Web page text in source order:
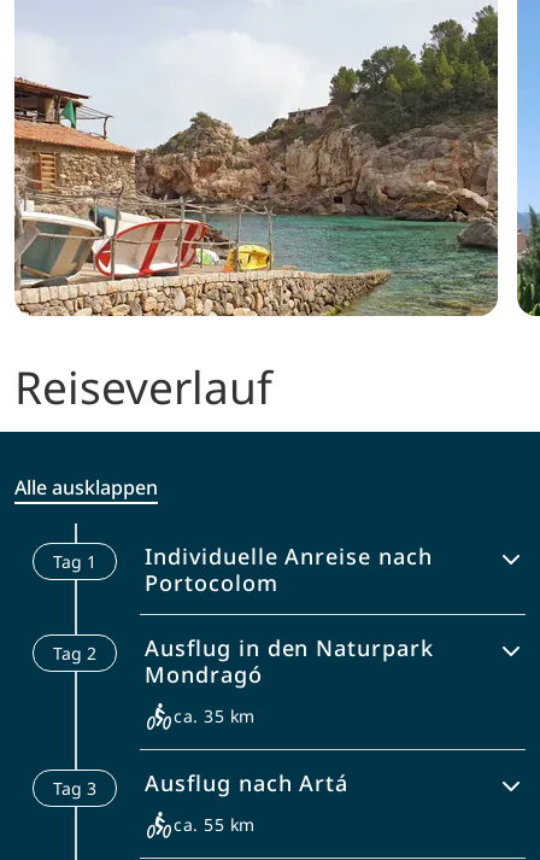
Reiseverlauf
Alle ausklappen
Tag 1
Individuelle Anreise nach
Portocolom
im Hotel für Sie hinterlegt. Spazieren Sie
schon heute durch den charmanten
Ortskern mit seinen netten Cafès und
Restaurants.
Tag 2
Ausflug in den Naturpark
Mondragó
ca. 35 km
ins landwirtschaftlich geprägte
Hinterland. Kleine Fincas mit den
typischen, roten Steinmauern begleiten
Tag 3 Ausflug nach Artá
ca. 55 km